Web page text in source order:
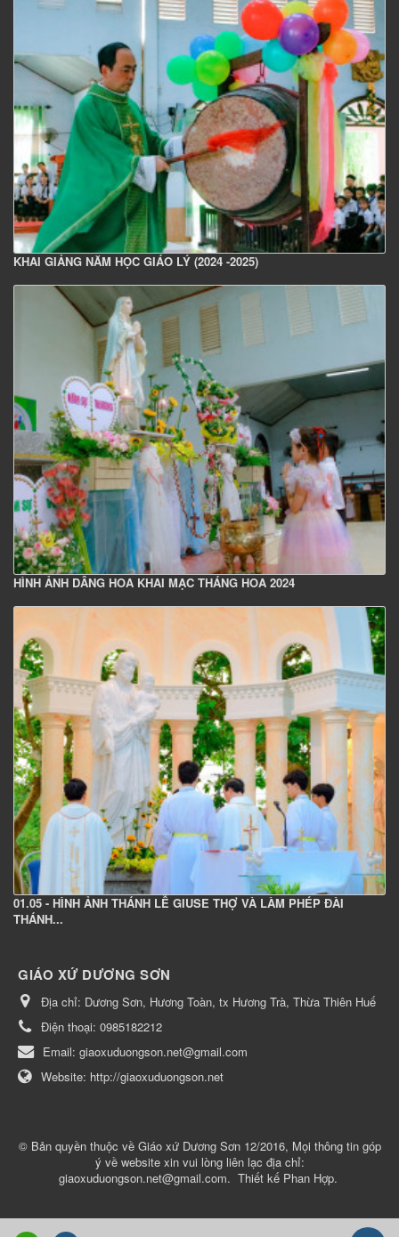
KHAI GIẢNG NĂM HỌC GIÁO LÝ (2024 -2025)
HÌNH ẢNH DÂNG HOA KHAI MẠC THÁNG HOA 2024
01.05 - HÌNH ẢNH THÁNH LỄ GIUSE THỢ VÀ LÀM PHÉP ĐÀI
THÁNH...
GIÁO XỨ DƯƠNG SƠN
Địa chỉ: Dương Sơn, Hương Toàn, tx Hương Trà, Thừa Thiên Huế
Điện thoại: 0985182212
Email: giaoxuduongson.net@gmail.com
Website: http://giaoxuduongson.net
© Bản quyền thuộc về Giáo xứ Dương Sơn 12/2016, Mọi thông tin góp
ý về website xin vui lòng liên lạc địa chỉ:
giaoxuduongson.net@gmail.com. Thiết kế Phan Hợp.